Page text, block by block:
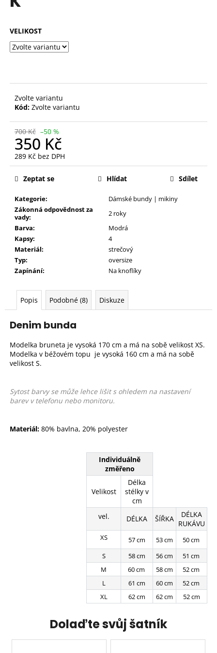
VELIKOST
Zvolte variantu
Kód: Zvolte variantu
700 Kč –50 %
350 Kč
289 Kč bez DPH
Měrná
Kategorie:
Dámské bundy | mikiny
Zákonná odpovědnost za
vady:
2 roky
Barva:
Modrá
Kapsy:
4
Materiál:
strečový
Typ:
oversize
Zapínání:
Na knoflíky
Zeptat se Hlídat Sdílet
Popis Podobné (8) Diskuze
Denim bunda
Modelka bruneta je vysoká 170 cm a má na sobě velikost XS.
Modelka v béžovém topu je vysoká 160 cm a má na sobě
velikost S.
Sytost barvy se může lehce lišit s ohledem na nastavení
barev v telefonu nebo monitoru.
Materiál: 80% bavlna, 20% polyester
Individuálně
změřeno
Velikost
Délka
stélky v
cm
vel.
DÉLKA ŠÍŘKA
DÉLKA
RUKÁVU
XS 57 cm 53 cm
50 cm
S
58 cm 56 cm
51 cm
M
60 cm 58 cm
52 cm
L
61 cm 60 cm
52 cm
XL
62 cm 62 cm 52 cm
Dolaďte svůj šatník
e
m
e
BÍLÉ
KABPC19WH
2.
228
Kč
Původně:
610